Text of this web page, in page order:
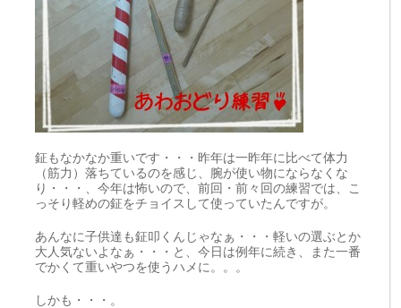
鉦もなかなか重いです・・・昨年は一昨年に比べて体力
（筋力）落ちているのを感じ、腕が使い物にならなくな
り・・・、今年は怖いので、前回・前々回の練習では、こ
っそり軽めの鉦をチョイスして使っていたんですが。
あんなに子供達も鉦叩くんじゃなぁ・・・軽いの選ぶとか
大人気ないよなぁ・・・と、今日は例年に続き、また一番
でかくて重いやつを使うハメに。。。
しかも・・・。